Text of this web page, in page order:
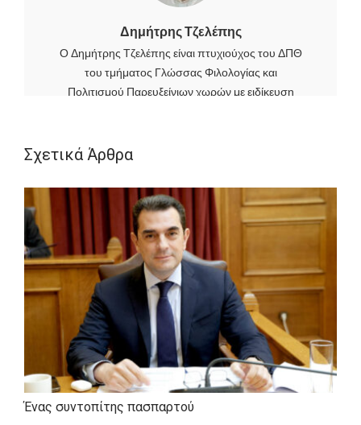
Δημήτρης Τζελέπης
Ο Δημήτρης Τζελέπης είναι πτυχιούχος του ΔΠΘ
του τμήματος Γλώσσας Φιλολογίας και
Πολιτισμού Παρευξείνιων χωρών με ειδίκευση
Ευρωπαϊκές Σπουδές Δίκαιο, Οικονομία, Πολιτική
τακτικά στην καθημερινή εφημερίδα Ελεύθερος
Τύπος και στην εφημερίδα της Κομοτηνής "Ο
Χρόνος". Στον ελεύθερο χρόνο του διαβάζει βιβλία,
κυρίως πολιτικής ιστορίας.
Σχετικά Άρθρα
Ένας συντοπίτης πασπαρτού